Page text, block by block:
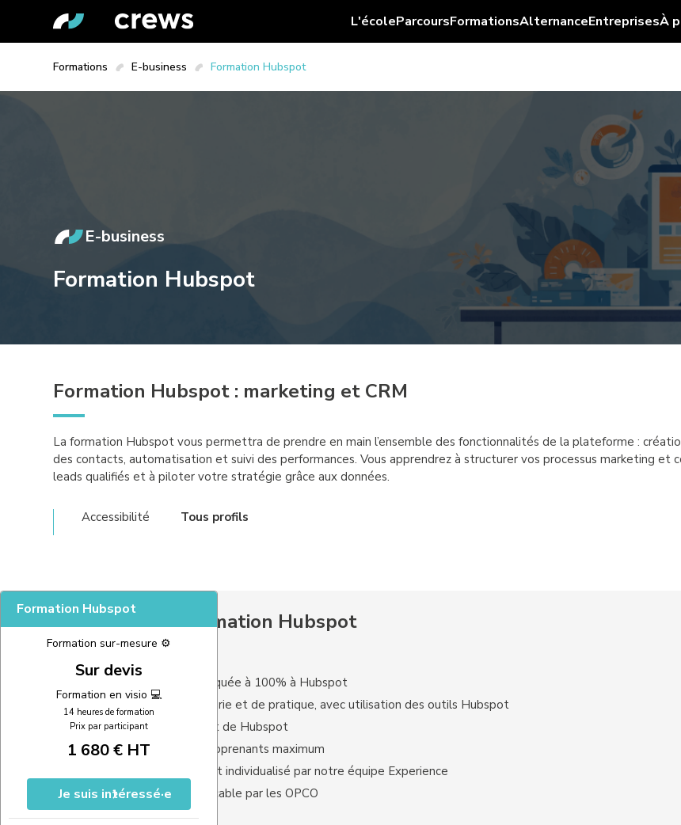
L'écoleParcoursFormationsAlternanceEntreprisesÀ
Formations E-business Formation Hubspot
E-business
Formation Hubspot
Formation Hubspot : marketing et CRM
La formation Hubspot vous permettra de prendre en main l’ensemble des fonctionnalités de la plateforme :
des contacts, automatisation et suivi des performances. Vous apprendrez à structurer vos processus marketing et
leads qualifiés et à piloter votre stratégie grâce aux données.
Accessibilité Tous profils
Formation Hubspot
Formation sur-mesure ⚙️
Sur devis
Formation en visio 💻
14 heures de formation
Prix par participant
1 680 € HT
Je suis intéressé·e
Les plus de la formation Hubspot
Une formation appliquée à 100% à Hubspot
Un mélange de théorie et de pratique, avec utilisation des outils Hubspot
Un formateur expert de Hubspot
Des groupes de 5 apprenants maximum
Un accompagnement individualisé par notre équipe Experience
Une formation finançable par les OPCO